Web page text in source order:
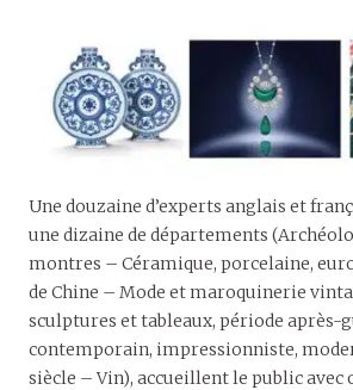
Une douzaine d’experts anglais et
une dizaine de départements
montres – Céramique, porcelaine,
de Chine – Mode et maroquinerie
sculptures et tableaux, période après-
contemporain, impressionniste,
siècle – Vin), accueillent le public avec